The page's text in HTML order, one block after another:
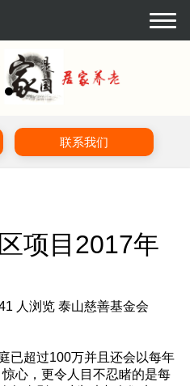
联系我们
项目2017年
人浏览 泰山慈善基金会
已超过100万并且还会以每年
心，更令人目不忍睹的是每